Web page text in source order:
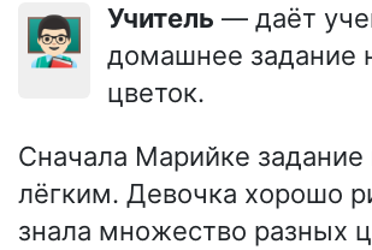
👨🏻‍🏫 Учитель — даёт
домашнее задание
цветок.
Сначала Марийке задание
лёгким. Девочка хорошо
знала множество разных